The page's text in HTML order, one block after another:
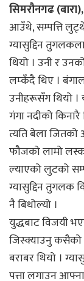
सिमरौनगढ
आउँथे, सम्पत्ति
ग्यासुद्दिन
थियो । उनी र
लम्कँदै थिए ।
उनीहरूसँग थियो ।
गंगा नदीको
त्यति बेला
फौजको लामो
ल्याएको लुटको
ग्यासुद्दिन तुगलक
नै बिथोल्यो ।
युद्धबाट विजयी
जिस्क्याउनु कसैको
बराबर थियो ।
पत्ता लगाउन